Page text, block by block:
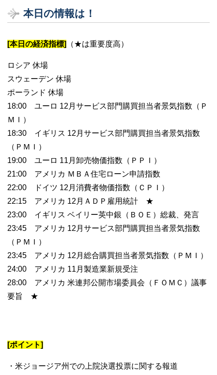
本日の情報は！
[本日の経済指標] （★は重要度高）
ロシア 休場
スウェーデン 休場
ポーランド 休場
18:00 ユーロ 12月サービス部門購買担当者景気指数（Ｐ
ＭＩ）
18:30 イギリス 12月サービス部門購買担当者景気指数
（ＰＭＩ）
19:00 ユーロ 11月卸売物価指数（ＰＰＩ）
21:00 アメリカ ＭＢＡ住宅ローン申請指数
22:00 ドイツ 12月消費者物価指数（ＣＰＩ）
22:15 アメリカ 12月ＡＤＰ雇用統計 ★
23:00 イギリス ベイリー英中銀（ＢＯＥ）総裁、発言
23:45 アメリカ 12月サービス部門購買担当者景気指数
（ＰＭＩ）
23:45 アメリカ 12月総合購買担当者景気指数（ＰＭＩ）
24:00 アメリカ 11月製造業新規受注
28:00 アメリカ 米連邦公開市場委員会（ＦＯＭＣ）議事
要旨 ★
[ポイント]
・米ジョージア州での上院決選投票に関する報道